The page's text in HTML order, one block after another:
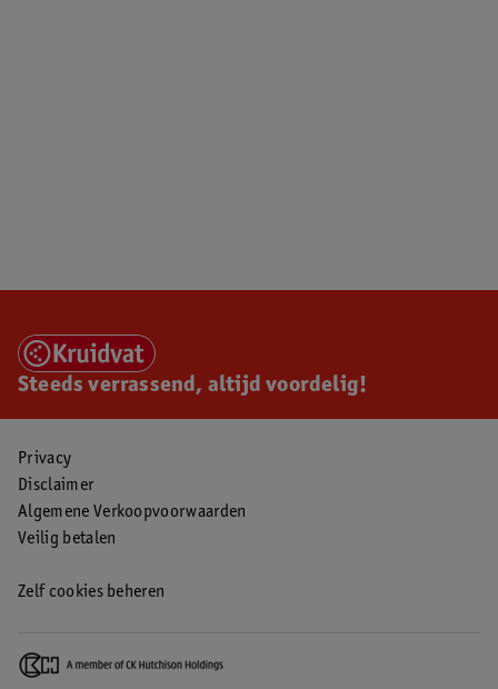
Steeds verrassend, altijd voordelig!
Privacy
Disclaimer
Algemene Verkoopvoorwaarden
Veilig betalen
Zelf cookies beheren